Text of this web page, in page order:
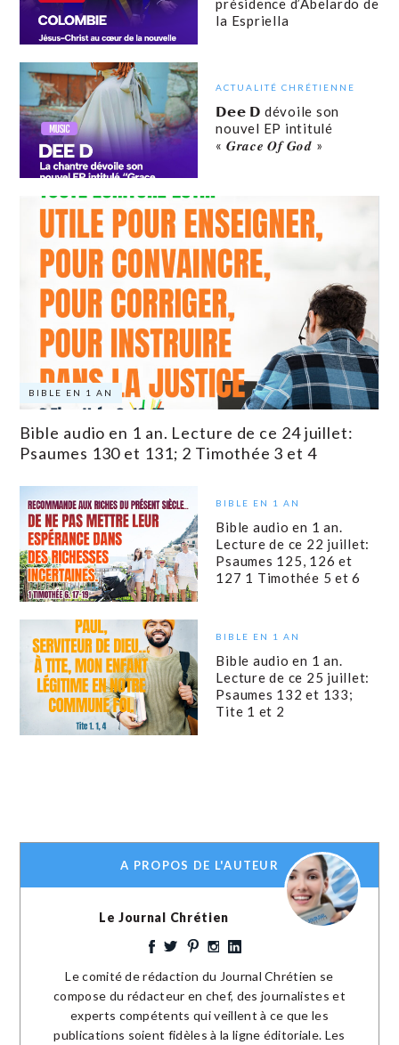
présidence d’Abelardo de
la Espriella
ACTUALITÉ CHRÉTIENNE
𝗗𝗲𝗲 𝗗 dévoile son
nouvel EP intitulé
« 𝑮𝒓𝒂𝒄𝒆 𝑶𝒇 𝑮𝒐𝒅 »
BIBLE EN 1 AN
Bible audio en 1 an. Lecture de ce 24 juillet:
Psaumes 130 et 131; 2 Timothée 3 et 4
BIBLE EN 1 AN
Bible audio en 1 an.
Lecture de ce 22 juillet:
Psaumes 125, 126 et
127 1 Timothée 5 et 6
BIBLE EN 1 AN
Bible audio en 1 an.
Lecture de ce 25 juillet:
Psaumes 132 et 133;
Tite 1 et 2
A PROPOS DE L'AUTEUR
Le Journal Chrétien
Le comité de rédaction du Journal Chrétien se
compose du rédacteur en chef, des journalistes et
experts compétents qui veillent à ce que les
publications soient fidèles à la ligne éditoriale. Les